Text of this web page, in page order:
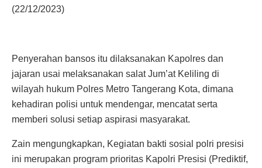
(22/12/2023)
Penyerahan bansos itu dilaksanakan Kapolres dan
jajaran usai melaksanakan salat Jum’at Keliling di
wilayah hukum Polres Metro Tangerang Kota, dimana
kehadiran polisi untuk mendengar, mencatat serta
memberi solusi setiap aspirasi masyarakat.
Zain mengungkapkan, Kegiatan bakti sosial polri presisi
ini merupakan program prioritas Kapolri Presisi (Prediktif,